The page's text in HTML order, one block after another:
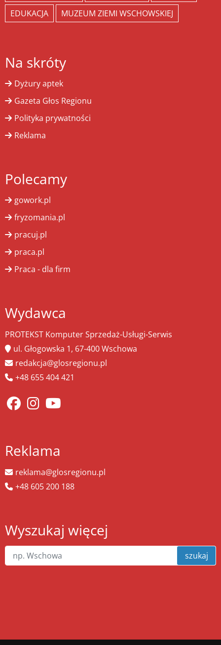
EDUKACJA
MUZEUM ZIEMI WSCHOWSKIEJ
Na skróty
Dyżury aptek
Gazeta Głos Regionu
Polityka prywatności
Reklama
Polecamy
gowork.pl
fryzomania.pl
pracuj.pl
praca.pl
Praca - dla firm
Wydawca
PROTEKST Komputer Sprzedaż-Usługi-Serwis
ul. Głogowska 1, 67-400 Wschowa
redakcja@glosregionu.pl
+48 655 404 421
Reklama
reklama@glosregionu.pl
+48 605 200 188
Wyszukaj więcej
szukaj